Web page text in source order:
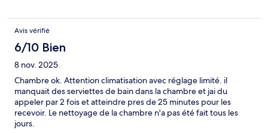
Avis vérifié
6/10 Bien
8 nov. 2025
Chambre ok. Attention climatisation avec réglage limité. il
manquait des serviettes de bain dans la chambre et jai du
appeler par 2 fois et atteindre pres de 25 minutes pour les
recevoir. Le nettoyage de la chambre n'a pas été fait tous les
jours.